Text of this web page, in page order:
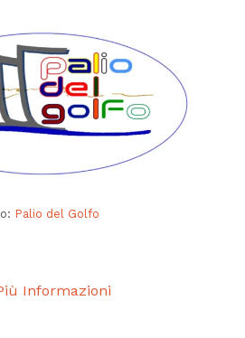
Palio del Golfo
Informazioni